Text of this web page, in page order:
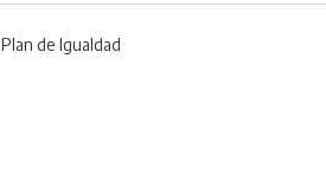
Plan de Igualdad